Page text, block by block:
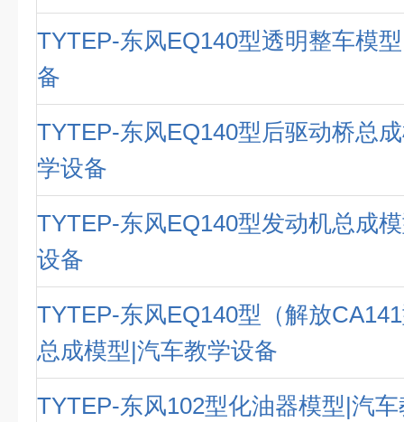
TYTEP-东风EQ140型透明整车模
备
TYTEP-东风EQ140型后驱动桥总
学设备
TYTEP-东风EQ140型发动机总成
设备
TYTEP-东风EQ140型（解放
总成模型|汽车教学设备
TYTEP-东风102型化油器模型|汽